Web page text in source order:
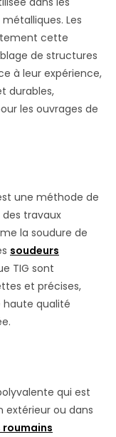
Les
cette
de structures
à leur expérience,
durables,
les ouvrages de
une méthode de
travaux
la soudure de
soudeurs
TIG sont
et précises,
haute qualité
qui est
extérieur ou dans
roumains